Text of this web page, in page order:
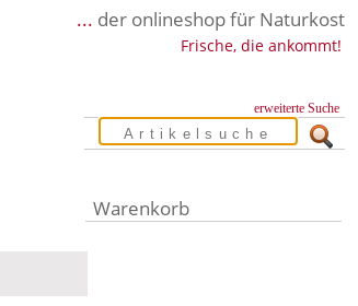
... der onlineshop für Naturkost
Frische, die ankommt!
erweiterte Suche
Warenkorb